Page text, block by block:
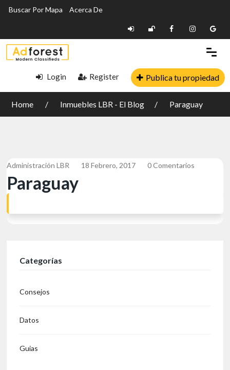
Buscar Por Mapa Acerca De
Login Register Publica tu propiedad
Home Inmuebles LBR - El Blog Paraguay
Administración LBR 18 Febrero, 2017 0 Comentarios
Paraguay
Categorías
Consejos
Datos
Guias